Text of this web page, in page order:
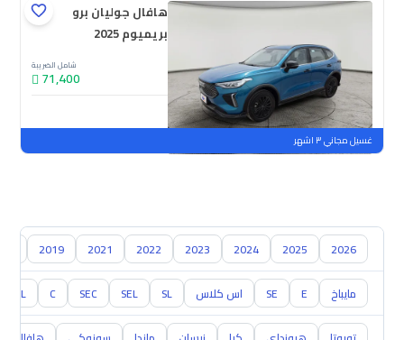
هافال جوليان برو
بريميوم 2025
شامل الضريبة
71,400
جديدة
ملوحة
غسيل مجاني ٣ اشهر
2026
2025
2024
2023
2022
2021
2019
مايباخ E
SE اس كلاس SL
SEL
SEC
C
CL